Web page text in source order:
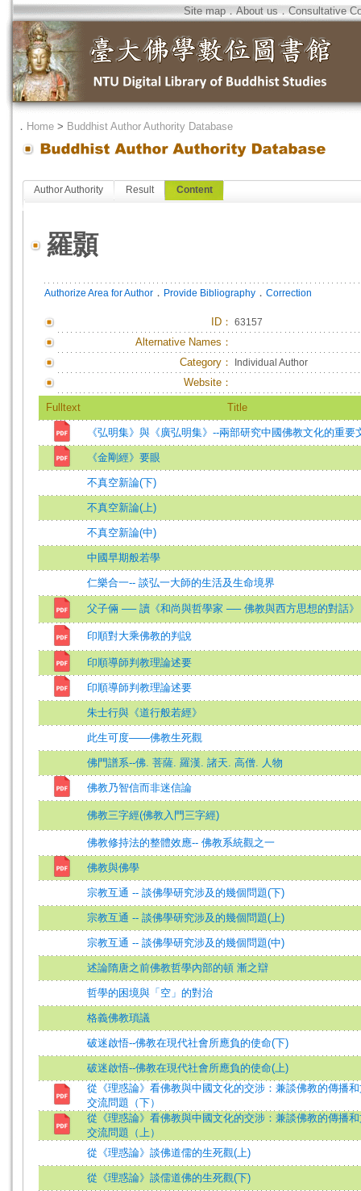
Site map．About us．Consultative
． Home > Buddhist Author Authority Database
Author Authority Result Content
羅顥
Authorize Area for Author ． Provide Bibliography ． Correction
ID ： 63157
Alternative Names：
Category：
Individual Author
Website：
Fulltext Title
《弘明集》與《廣弘明集》--兩部研究中國佛教文化的重要
《金剛經》要眼
不真空新論(下)
不真空新論(上)
不真空新論(中)
中國早期般若學
仁樂合一-- 談弘一大師的生活及生命境界
父子倆 ── 讀《和尚與哲學家 ── 佛教與西方思想的對話》
印順對大乘佛教的判說
印順導師判教理論述要
印順導師判教理論述要
朱士行與《道行般若經》
此生可度——佛教生死觀
佛門譜系--佛. 菩薩. 羅漢. 諸天. 高僧. 人物
佛教乃智信而非迷信論
佛教三字經(佛教入門三字經)
佛教修持法的整體效應-- 佛教系統觀之一
佛教與佛學
宗教互通 -- 談佛學研究涉及的幾個問題(下)
宗教互通 -- 談佛學研究涉及的幾個問題(上)
宗教互通 -- 談佛學研究涉及的幾個問題(中)
述論隋唐之前佛教哲學內部的頓 漸之辯
哲學的困境與「空」的對治
格義佛教瑣議
破迷啟悟--佛教在現代社會所應負的使命(下)
破迷啟悟--佛教在現代社會所應負的使命(上)
從《理惑論》看佛教與中國文化的交涉：兼談佛教的傳播
交流問題（下）
從《理惑論》看佛教與中國文化的交涉：兼談佛教的傳播
交流問題（上）
從《理惑論》談佛道儒的生死觀(上)
從《理惑論》談儒道佛的生死觀(下)